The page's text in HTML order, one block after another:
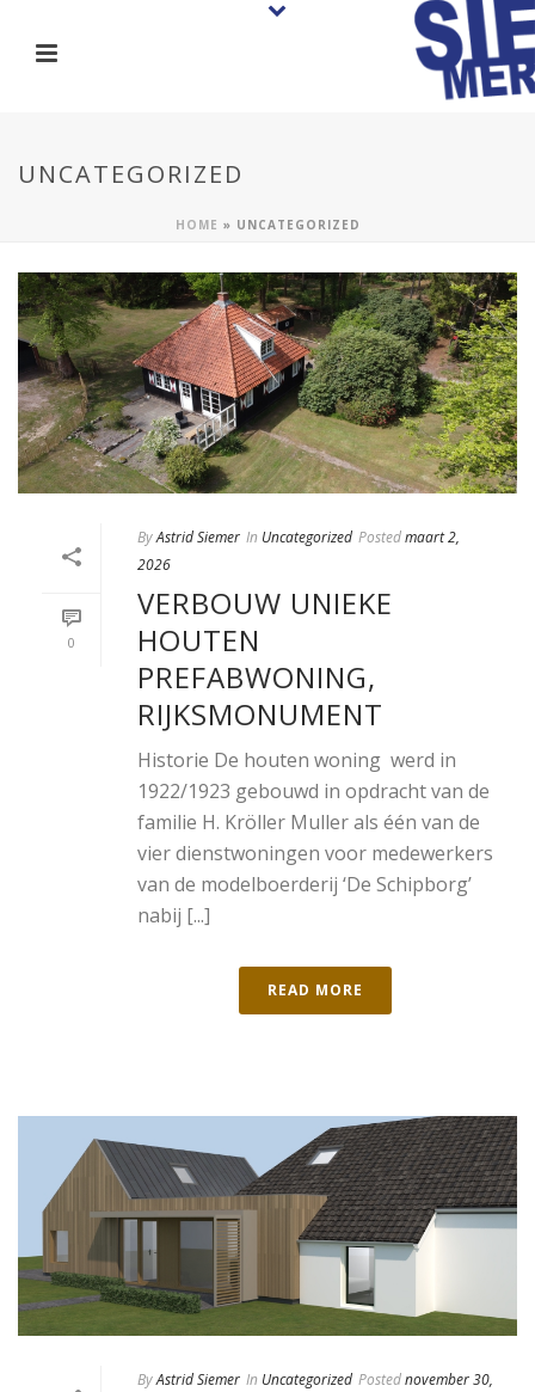
UNCATEGORIZED
HOME » UNCATEGORIZED
0
ByAstrid Siemer In Uncategorized Postedmaart 2,
2026
VERBOUW UNIEKE
HOUTEN
PREFABWONING,
RIJKSMONUMENT
Historie De houten woning werd in
1922/1923 gebouwd in opdracht van de
familie H. Kröller Muller als één van de
vier dienstwoningen voor medewerkers
van de modelboerderij ‘De Schipborg’
nabij [...]
READ MORE
ByAstrid Siemer In Uncategorized Postednovember 30,